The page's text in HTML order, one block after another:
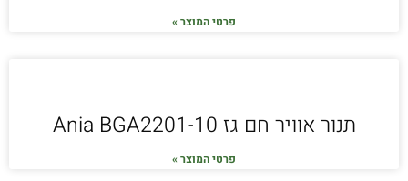
פרטי המוצר »
תנור אוויר חם גז Ania BGA2201-10
פרטי המוצר »